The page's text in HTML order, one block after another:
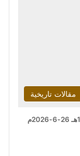
مقالات تاريخية